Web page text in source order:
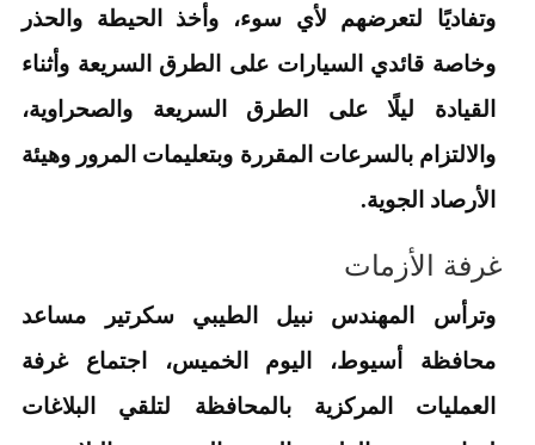
وتفاديًا لتعرضهم لأي سوء، وأخذ الحيطة والحذر
وخاصة قائدي السيارات على الطرق السريعة وأثناء
القيادة ليلًا على الطرق السريعة والصحراوية،
والالتزام بالسرعات المقررة وبتعليمات المرور وهيئة
الأرصاد الجوية.
غرفة الأزمات
وترأس المهندس نبيل الطيبي سكرتير مساعد
محافظة أسيوط، اليوم الخميس، اجتماع غرفة
العمليات المركزية بالمحافظة لتلقي البلاغات